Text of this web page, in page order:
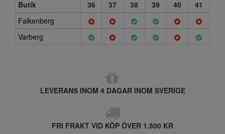
Butik
36 37 38 39 40
41
Falkenberg
Varberg
LEVERANS INOM 4 DAGAR INOM SVERIGE
FRI FRAKT VID KÖP ÖVER 1.500 KR